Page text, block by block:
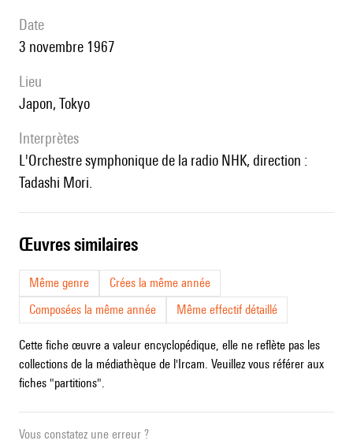
date
3 novembre 1967
lieu
Japon, Tokyo
interprètes
l'Orchestre symphonique de la radio NHK, direction :
Tadashi Mori.
œuvres similaires
Même genre
Crées la même année
Composées la même année
Même effectif détaillé
Cette fiche œuvre a valeur encyclopédique, elle ne reflète pas les
collections de la médiathèque de l'Ircam. Veuillez vous référer aux
fiches "partitions".
Vous constatez une erreur ?